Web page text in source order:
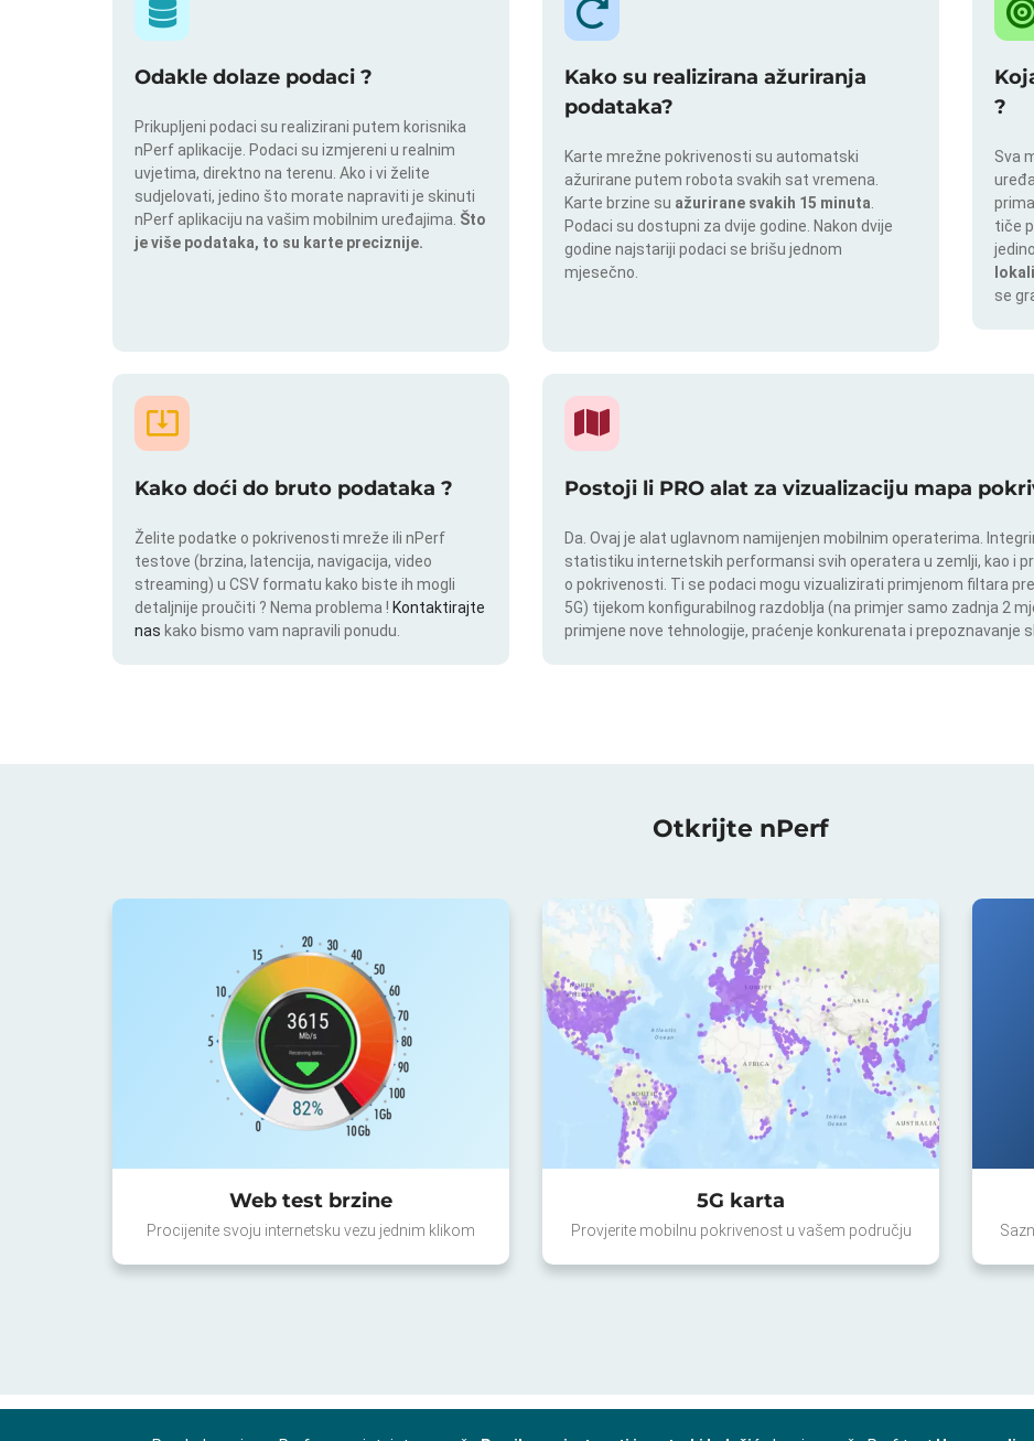
Odakle dolaze podaci ?
Prikupljeni podaci su realizirani putem korisnika
nPerf aplikacije. Podaci su izmjereni u realnim
uvjetima, direktno na terenu. Ako i vi želite
sudjelovati, jedino što morate napraviti je skinuti
nPerf aplikaciju na vašim mobilnim uređajima. Što
je više podataka, to su karte preciznije.
Kako su realizirana ažuriranja
podataka?
Karte mrežne pokrivenosti su automatski
ažurirane putem robota svakih sat vremena.
Karte brzine su ažurirane svakih 15 minuta
Podaci su dostupni za dvije godine. Nakon dvije
godine najstariji podaci se brišu jednom
mjesečno.
?
Sva
tiče
se
Kako doći do bruto podataka ?
Želite podatke o pokrivenosti mreže ili nPerf
testove (brzina, latencija, navigacija, video
streaming) u CSV formatu kako biste ih mogli
detaljnije proučiti ? Nema problema ! Kontaktirajte
nas kako bismo vam napravili ponudu.
Postoji li PRO alat za vizualizaciju mapa
Da. Ovaj je alat uglavnom namijenjen mobilnim operaterima.
statistiku internetskih performansi svih operatera u zemlji, kao i
o pokrivenosti. Ti se podaci mogu vizualizirati primjenom filtara
5G) tijekom konfigurabilnog razdoblja (na primjer samo zadnja 2
primjene nove tehnologije, praćenje konkurenata i prepoznavanje
Otkrijte nPerf
Web test brzine
Procijenite svoju internetsku vezu jednim klikom
5G karta
Provjerite mobilnu pokrivenost u vašem području